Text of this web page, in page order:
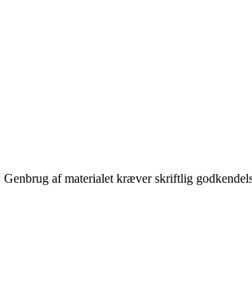
af materialet kræver skriftlig